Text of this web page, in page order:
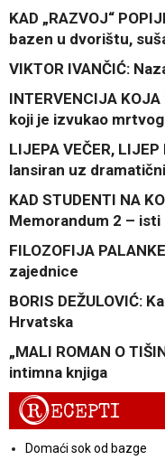
KAD „RAZVOJ“
bazen u dvorištu,
VIKTOR IVANČIĆ:
INTERVENCIJA
koji je izvukao
LIJEPA VEČER,
lansiran uz
KAD STUDENTI NA
Memorandum 2 – isti
FILOZOFIJA
zajednice
BORIS DEŽULOVIĆ:
Hrvatska
„MALI ROMAN O
intimna knjiga
RECEPTI
Domaći sok od bazge